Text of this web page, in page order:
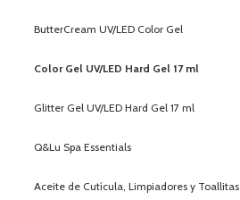
ButterCream UV/LED Color Gel
Color Gel UV/LED Hard Gel 17 ml
Glitter Gel UV/LED Hard Gel 17 ml
Q&Lu Spa Essentials
Aceite de Cutícula, Limpiadores y Toallitas